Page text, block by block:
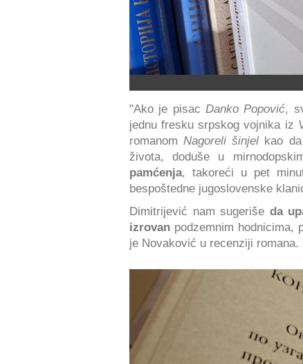
"Ako je pisac Danko Popović,
jednu fresku srpskog vojnika iz
romanom Nagoreli šinjel kao da
života, doduše u
pamćenja, takoreći u pet
bespoštedne jugoslovenske
Dimitrijević nam sugeriše da
izrovan podzemnim hodnicima,
je Novaković u recenziji romana.